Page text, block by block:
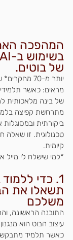
המהפכה
של בוטים.
יותר מ-70
מראים: כאשר
של בינה מלאכותית
מתרחשת קפיצה
ביקורתית
טכנולוגית. זו שאלה
קיומית.
*למי שישלח לי
1. כדי
תשאלו את
משלכם
התובנה הראשונה,
עיצוב הבוט הוא
כאשר תלמיד מתבקש